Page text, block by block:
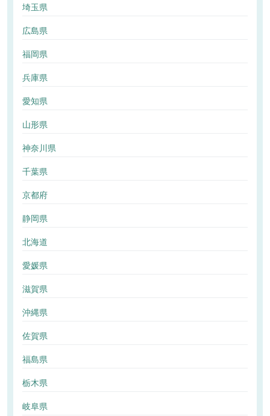
埼玉県
広島県
福岡県
兵庫県
愛知県
山形県
神奈川県
千葉県
京都府
静岡県
北海道
愛媛県
滋賀県
沖縄県
佐賀県
福島県
栃木県
岐阜県